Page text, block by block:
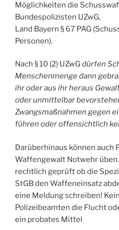
Möglichkeiten die
Bundespolizisten UZwG,
Land Bayern § 67 PAG
Personen).
Nach § 10 (2) UZwG dürfen
Menschenmenge dann
ihr oder aus ihr heraus
oder unmittelbar
Zwangsmaßnahmen gegen
führen oder offensichtlich
Darüberhinaus können auch
Waffengewalt Notwehr
rechtlich geprüft ob die
StGB den Waffeneinsatz
eine Meldung schreiben!
Polizeibeamten die Flucht
ein probates Mittel